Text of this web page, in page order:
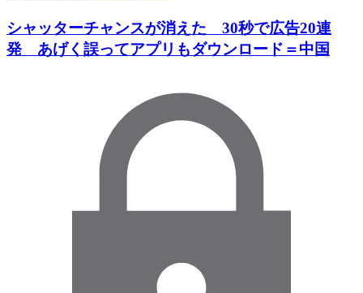
シャッターチャンスが消えた 30秒で広告20連
発 あげく誤ってアプリもダウンロード＝中国